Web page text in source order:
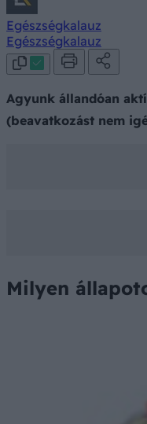
Egészségkalauz
Egészségkalauz
Agyunk állandóan
(beavatkozást nem
Milyen